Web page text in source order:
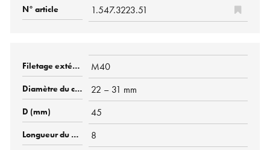
1.547.3223.51
M40
22 – 31 mm
45
8